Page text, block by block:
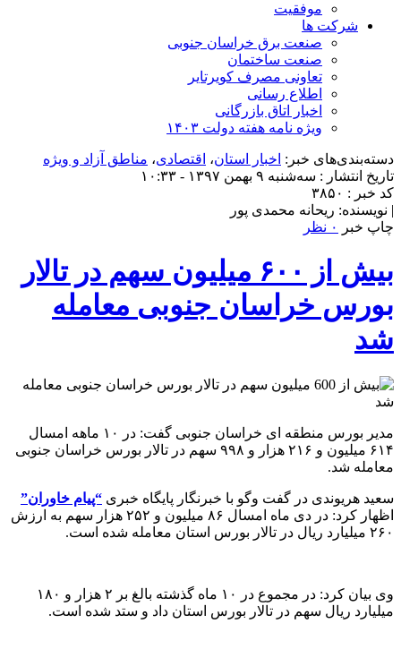
موفقیت
شرکت ها
صنعت برق خراسان جنوبی
صنعت ساختمان
تعاونی مصرف کویرتایر
اطلاع رسانی
اخبار اتاق بازرگانی
ویژه نامه هفته دولت ۱۴۰۳
دسته‌بندی‌های خبر: اخبار استان، اقتصادی، مناطق آزاد و ویژه
تاریخ انتشار : سه‌شنبه ۹ بهمن ۱۳۹۷ - ۱۰:۳۳
کد خبر : ۳۸۵۰
| نویسنده: ریحانه محمدی پور
چاپ خبر
۰ نظر
بیش از ۶۰۰ میلیون سهم در تالار
بورس خراسان جنوبی معامله
شد
مدیر بورس منطقه ای خراسان جنوبی گفت: در ۱۰ ماهه امسال
۶۱۴ میلیون و ۲۱۶ هزار و ۹۹۸ سهم در تالار بورس خراسان جنوبی
معامله شد.
سعید هریوندی در گفت وگو با خبرنگار پایگاه خبری “پیام خاوران”
اظهار کرد: در دی ماه امسال ۸۶ میلیون و ۲۵۲ هزار سهم به ارزش
۲۶۰ میلیارد ریال در تالار بورس استان معامله شده است.
وی بیان کرد: در مجموع در ۱۰ ماه گذشته بالغ بر ۲ هزار و ۱۸۰
میلیارد ریال سهم در تالار بورس استان داد و ستد شده است.